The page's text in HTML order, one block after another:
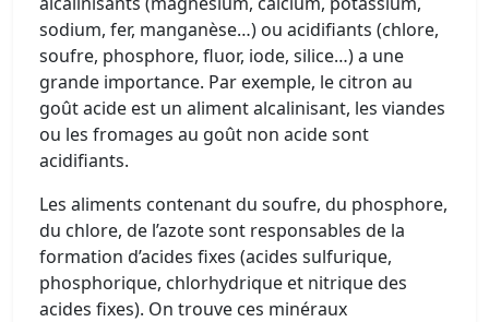
sodium, fer, manganèse…) ou acidifiants (chlore,
soufre, phosphore, fluor, iode, silice…) a une
grande importance. Par exemple, le citron au
goût acide est un aliment alcalinisant, les viandes
ou les fromages au goût non acide sont
acidifiants.
Les aliments contenant du soufre, du phosphore,
du chlore, de l’azote sont responsables de la
formation d’acides fixes (acides sulfurique,
phosphorique, chlorhydrique et nitrique des
acides fixes). On trouve ces minéraux